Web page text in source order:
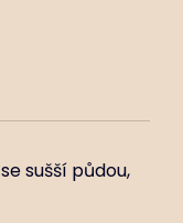
sušší půdou,